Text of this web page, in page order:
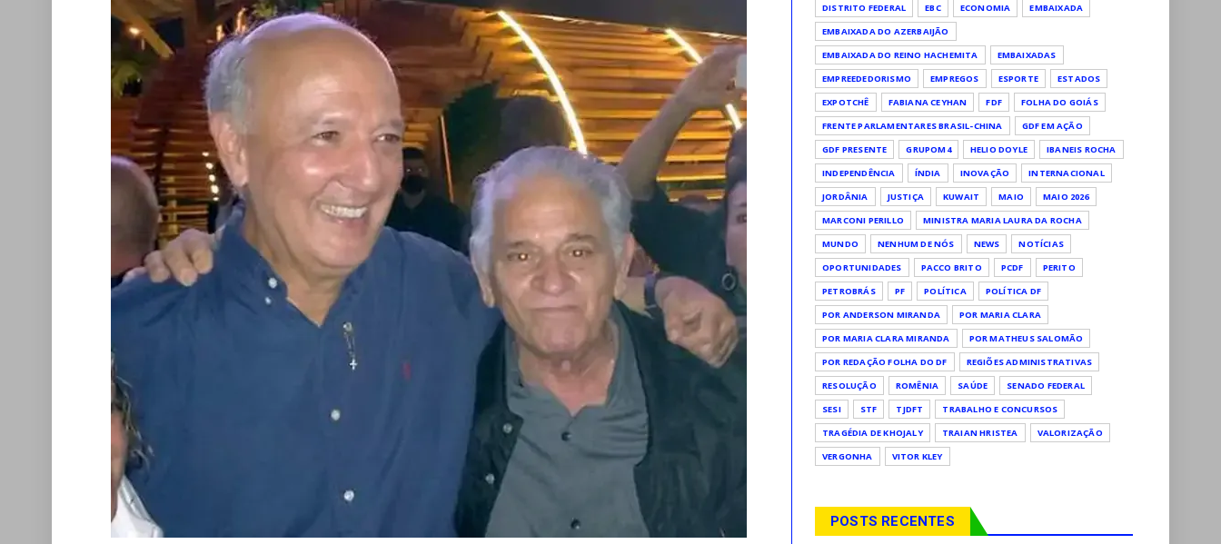
DISTRITO FEDERAL
EBC ECONOMIA
EMBAIXADA
EMBAIXADA DO AZERBAIJÃO
EMBAIXADA DO REINO HACHEMITA
EMBAIXADAS
EMPREEDEDORISMO
EMPREGOS ESPORTE
ESTADOS
EXPOTCHÊ
FABIANA CEYHAN FDF
FOLHA DO GOIÁS
FRENTE PARLAMENTARES BRASIL-CHINA
GDF EM AÇÃO
GDF PRESENTE
GRUPOM4 HELIO DOYLE
IBANEIS ROCHA
INDEPENDÊNCIA
ÍNDIA INOVAÇÃO
INTERNACIONAL
JORDÂNIA
JUSTIÇA KUWAIT MAIO
MAIO 2026
MARCONI PERILLO
MINISTRA MARIA LAURA DA ROCHA
MUNDO
NENHUM DE NÓS NEWS
NOTÍCIAS
OPORTUNIDADES
PACCO BRITO PCDF
PERITO
PETROBRÁS
PF POLÍTICA
POLÍTICA DF
POR ANDERSON MIRANDA
POR MARIA CLARA
POR MARIA CLARA MIRANDA
POR MATHEUS SALOMÃO
POR REDAÇÃO FOLHA DO DF
REGIÕES ADMINISTRATIVAS
RESOLUÇÃO
ROMÊNIA SAÚDE
SENADO FEDERAL
SESI
STF TJDFT
TRABALHO E CONCURSOS
TRAGÉDIA DE KHOJALY
TRAIAN HRISTEA
VALORIZAÇÃO
VERGONHA
VITOR KLEY
POSTS RECENTES